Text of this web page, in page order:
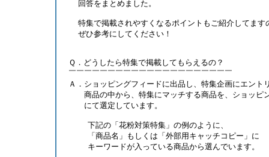
   回答をまとめました。
特集で掲載されやすくなるポイントもご紹介してます
   ぜひ参考にしてください！
Ｑ．どうしたら特集で掲載してもらえるの？
￣￣￣￣￣￣￣￣￣￣￣￣￣￣￣￣￣￣￣￣￣
Ａ．ショッピングフィードに出品し、特集企画にエント
商品の中から、特集にマッチする商品を、ショッピ
にて選定しています。
     下記の「花粉対策特集」の例のように、
     「商品名」もしくは「外部用キャッチコピー」に
     キーワードが入っている商品から選んでいます。